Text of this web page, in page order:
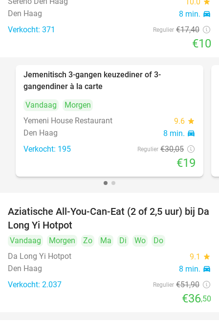
Den Haag 8 min. directions_car
Verkocht: 371 Regulier €17,40
€10
Jemenitisch 3-gangen keuzediner of 3-
gangendiner à la carte
Vandaag
Morgen
Yemeni House Restaurant
9.6 star
Den Haag 8 min. directions_car
Verkocht: 195 Regulier €30,05
€19
30%
Aziatische All-You-Can-Eat (2 of 2,5 uur) bij Da
Long Yi Hotpot
Vandaag Morgen Zo Ma Di Wo
Do
Da Long Yi Hotpot
9.1 star
Den Haag 8 min. directions_car
Verkocht: 2.037 Regulier €51,90
€36,50